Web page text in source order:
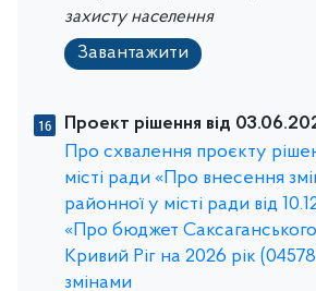
захисту населення
Завантажити
Проект рішення від
Про схвалення проєкту
місті ради «Про внесення
районної у місті ради від
«Про бюджет
Кривий Ріг на 2026 рік
змінами